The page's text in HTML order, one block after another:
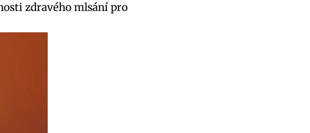
zdravého mlsání pro